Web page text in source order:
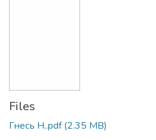
Files
Гнесь Н..pdf(2.35 MB)